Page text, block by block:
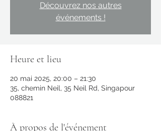
Découvrez nos autres
événements !
Heure et lieu
20 mai 2025, 20:00 – 21:30
35, chemin Neil, 35 Neil Rd, Singapour
088821
À propos de l'événement